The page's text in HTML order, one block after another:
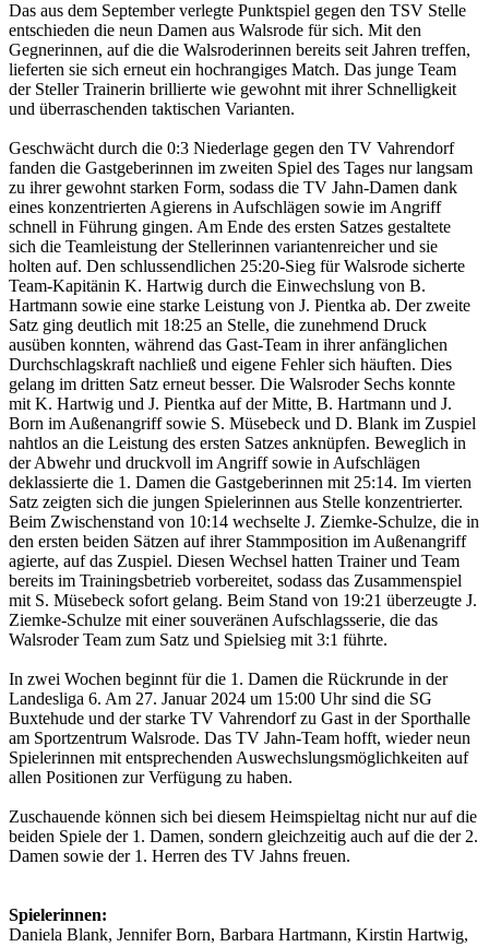
Das aus dem September verlegte Punktspiel gegen den TSV Stelle
entschieden die neun Damen aus Walsrode für sich. Mit den
Gegnerinnen, auf die die Walsroderinnen bereits seit Jahren treffen,
lieferten sie sich erneut ein hochrangiges Match. Das junge Team
der Steller Trainerin brillierte wie gewohnt mit ihrer Schnelligkeit
und überraschenden taktischen Varianten.
Geschwächt durch die 0:3 Niederlage gegen den TV Vahrendorf
fanden die Gastgeberinnen im zweiten Spiel des Tages nur langsam
zu ihrer gewohnt starken Form, sodass die TV Jahn-Damen dank
eines konzentrierten Agierens in Aufschlägen sowie im Angriff
schnell in Führung gingen. Am Ende des ersten Satzes gestaltete
sich die Teamleistung der Stellerinnen variantenreicher und sie
holten auf. Den schlussendlichen 25:20-Sieg für Walsrode sicherte
Team-Kapitänin K. Hartwig durch die Einwechslung von B.
Hartmann sowie eine starke Leistung von J. Pientka ab. Der zweite
Satz ging deutlich mit 18:25 an Stelle, die zunehmend Druck
ausüben konnten, während das Gast-Team in ihrer anfänglichen
Durchschlagskraft nachließ und eigene Fehler sich häuften. Dies
gelang im dritten Satz erneut besser. Die Walsroder Sechs konnte
mit K. Hartwig und J. Pientka auf der Mitte, B. Hartmann und J.
Born im Außenangriff sowie S. Müsebeck und D. Blank im Zuspiel
nahtlos an die Leistung des ersten Satzes anknüpfen. Beweglich in
der Abwehr und druckvoll im Angriff sowie in Aufschlägen
deklassierte die 1. Damen die Gastgeberinnen mit 25:14. Im vierten
Satz zeigten sich die jungen Spielerinnen aus Stelle konzentrierter.
Beim Zwischenstand von 10:14 wechselte J. Ziemke-Schulze, die in
den ersten beiden Sätzen auf ihrer Stammposition im Außenangriff
agierte, auf das Zuspiel. Diesen Wechsel hatten Trainer und Team
bereits im Trainingsbetrieb vorbereitet, sodass das Zusammenspiel
mit S. Müsebeck sofort gelang. Beim Stand von 19:21 überzeugte J.
Ziemke-Schulze mit einer souveränen Aufschlagsserie, die das
Walsroder Team zum Satz und Spielsieg mit 3:1 führte.
In zwei Wochen beginnt für die 1. Damen die Rückrunde in der
Landesliga 6. Am 27. Januar 2024 um 15:00 Uhr sind die SG
Buxtehude und der starke TV Vahrendorf zu Gast in der Sporthalle
am Sportzentrum Walsrode. Das TV Jahn-Team hofft, wieder neun
Spielerinnen mit entsprechenden Auswechslungsmöglichkeiten auf
allen Positionen zur Verfügung zu haben.
Zuschauende können sich bei diesem Heimspieltag nicht nur auf die
beiden Spiele der 1. Damen, sondern gleichzeitig auch auf die der 2.
Damen sowie der 1. Herren des TV Jahns freuen.
Spielerinnen:
Daniela Blank, Jennifer Born, Barbara Hartmann, Kirstin Hartwig,